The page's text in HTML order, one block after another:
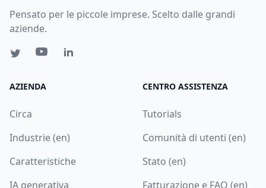
Pensato per le piccole imprese. Scelto dalle grandi
aziende.
AZIENDA
Circa
Industrie (en)
Caratteristiche
IA generativa
CENTRO ASSISTENZA
Tutorials
Comunità di utenti (en)
Stato (en)
Fatturazione e FAQ (en)